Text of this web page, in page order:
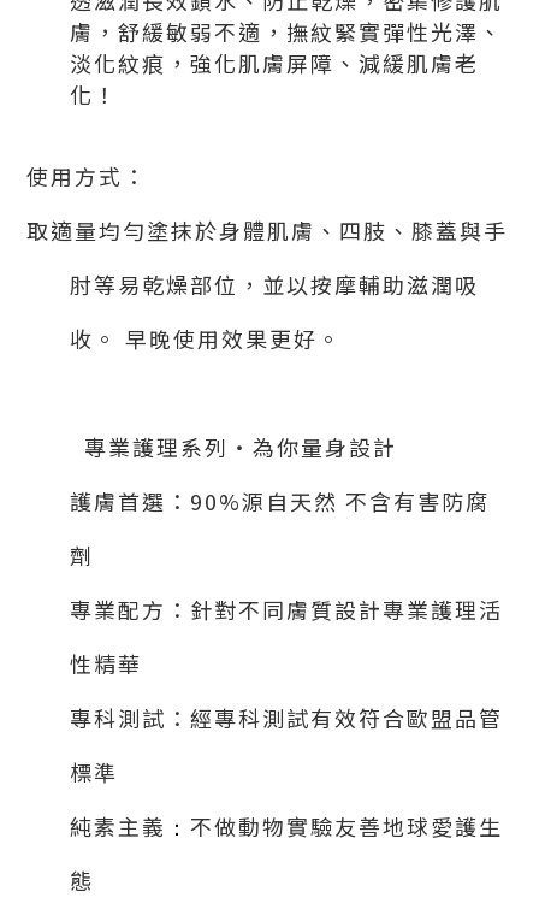
膚，舒緩敏弱不適，撫紋緊實彈性光澤、
淡化紋痕，強化肌膚屏障、減緩肌膚老
化！
使用方式：
取適量均勻塗抹於身體肌膚、四肢、膝蓋與手
肘等易乾燥部位，並以按摩輔助滋潤吸
收。 早晚使用效果更好。
專業護理系列‧為你量身設計
護膚首選： 90%源自天然 不含有害防腐
劑
專業配方：針對不同膚質設計專業護理活
性精華
專科測試：經專科測試有效符合歐盟品管
標準
純素主義 ： 不做動物實驗友善地球愛護生
態